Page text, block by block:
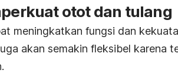
otot dan tulang
meningkatkan fungsi dan
akan semakin fleksibel karena